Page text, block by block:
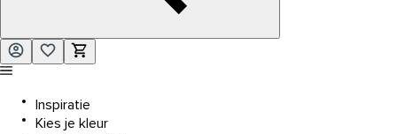
Inspiratie
Kies je kleur